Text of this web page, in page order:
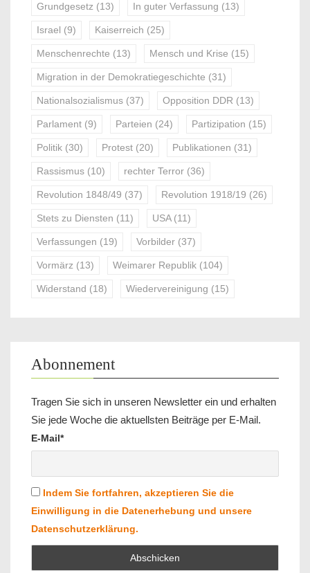
Grundgesetz (13) In guter Verfassung (13)
Israel (9) Kaiserreich (25)
Menschenrechte (13) Mensch und Krise (15)
Migration in der Demokratiegeschichte (31)
Nationalsozialismus (37) Opposition DDR (13)
Parlament (9) Parteien (24) Partizipation (15)
Politik (30) Protest (20) Publikationen (31)
Rassismus (10) rechter Terror (36)
Revolution 1848/49 (37) Revolution 1918/19 (26)
Stets zu Diensten (11) USA(11)
Verfassungen (19) Vorbilder (37)
Vormärz (13) Weimarer Republik (104)
Widerstand (18) Wiedervereinigung (15)
Abonnement
Tragen Sie sich in unseren Newsletter ein und erhalten
Sie jede Woche die aktuellsten Beiträge per E-Mail.
E-Mail*
Indem Sie fortfahren, akzeptieren Sie die
Einwilligung in die Datenerhebung und unsere
Datenschutzerklärung.